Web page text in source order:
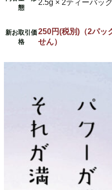
態
2.5g × 2ティーバッ
新お取引価
格
250円(税別) （2パッ
せん）